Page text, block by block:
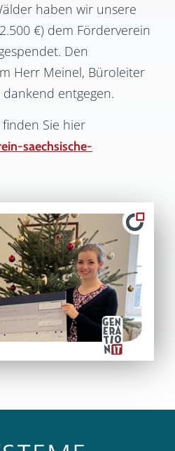
haben wir unsere
€) dem Förderverein
Den
Herr Meinel, Büroleiter
entgegen.
Sie hier
saechsische-